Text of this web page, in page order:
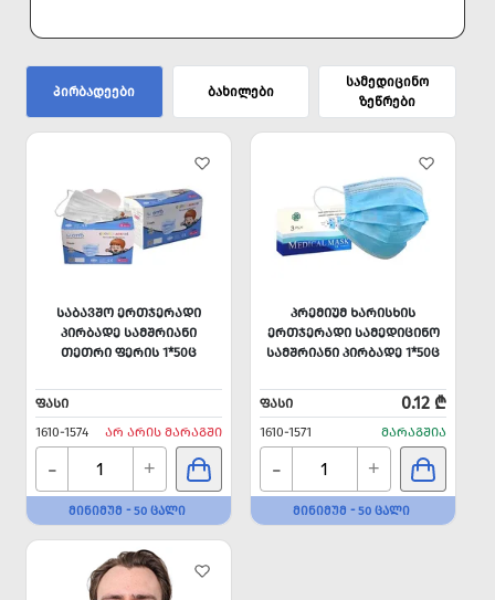
პირბადეები ბახილები
სამედიცინო
ზეწრები
ᲡᲐᲑᲐᲕᲨᲝ ᲔᲠᲗᲯᲔᲠᲐᲓᲘ
ᲞᲘᲠᲑᲐᲓᲔ ᲡᲐᲛᲨᲠᲘᲐᲜᲘ
ᲗᲔᲗᲠᲘ ᲤᲔᲠᲘᲡ 1*50Ც
ᲤᲐᲡᲘ
1610-1574
ᲐᲠ ᲐᲠᲘᲡ ᲛᲐᲠᲐᲒᲨᲘ
- +
ᲛᲘᲜᲘᲛᲣᲛ - 50 ᲪᲐᲚᲘ
ᲞᲠᲔᲛᲘᲣᲛ ᲮᲐᲠᲘᲡᲮᲘᲡ
ᲔᲠᲗᲯᲔᲠᲐᲓᲘ ᲡᲐᲛᲔᲓᲘᲪᲘᲜᲝ
ᲡᲐᲛᲨᲠᲘᲐᲜᲘ ᲞᲘᲠᲑᲐᲓᲔ 1*50Ც
ᲤᲐᲡᲘ 0.12 ₾
1610-1571 ᲛᲐᲠᲐᲒᲨᲘᲐ
- +
ᲛᲘᲜᲘᲛᲣᲛ - 50 ᲪᲐᲚᲘ